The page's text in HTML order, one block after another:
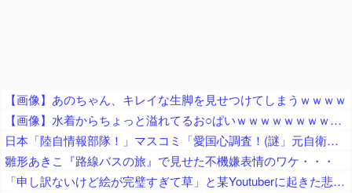
【画像】あのちゃん、キレイな生脚を見せつけてしまうｗｗｗｗ
【画像】水着からちょっと溢れてるお○ぱいｗｗｗｗｗｗｗｗｗｗｗ
日本「陸自情報部隊！」マスコミ「愛国心調査！(謎」元自衛隊員「対外情報部門の現地情報隊が調査(実在する人物か不明な証言」朝霞駐屯地「火災発生(因果関係不明」→
雛形あきこ『路線バスの旅』で見せた不機嫌表情のワケ・・・
「申し訳ないけど絵が完璧すぎて草」と某Youtuberに起きた悲劇に目撃者騒然、”映え”のために愛車をを停めて撮影していたら……